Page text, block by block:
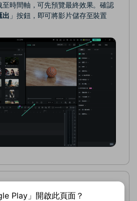
時間軸，可先預覽最終效果。確認
出 」按鈕，即可將影片儲存至裝置
束影格轉影片
Play」開啟此頁面？